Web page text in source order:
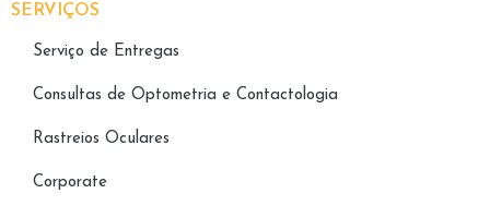
SERVIÇOS
Serviço de Entregas
Consultas de Optometria e Contactologia​
Rastreios Oculares
Corporate